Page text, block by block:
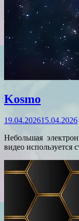
Kosmo
19.04.202615.04.2026
Небольшая
видео используется